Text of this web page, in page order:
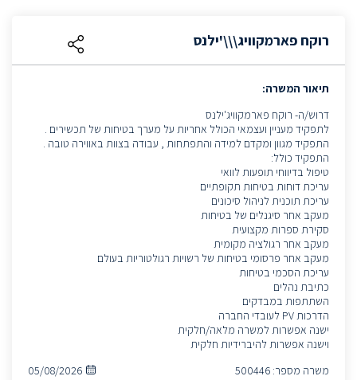
רוקח פארמקוויג\\\'ילנס
תיאור המשרה:
דרוש/ה- רוקח פארמקוויג'ילנס
לתפקיד מעניין ועצמאי הכולל אחריות על מערך בטיחות של תכשירים .
התפקיד מגוון ומקדם למידה והתפתחות , עבודה בצוות באווירה טובה .
התפקיד כולל:
טיפול בדיווחי תופעות לוואי
עריכת דוחות בטיחות תקופתיים
עריכת תוכנית לניהול סיכונים
מעקב אחר סיגנלים של בטיחות
סקירת ספרות מקצועית
מעקב אחר רגולציה מקומית
מעקב אחר פרסומי בטיחות של רשויות רגולטוריות בעולם
עריכת הסכמי בטיחות
כתיבת נהלים
השתתפות במבדקים
הדרכות PV לעובדי החברה
ישנה אפשרות למשרה מלאה/חלקית
וישנה אפשרות להיברידיות חלקית
משרה מספר: 500446
05/08/2026